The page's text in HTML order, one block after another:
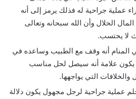
عملية جراحية له فذلك يرمز إلى أنه
الحلال وأن الله سبحانه وتعالى
لا يحتسب.
المنام أنه وقف مع الطبيب وساعده في
يكون علامة أنه سيصل لحل مناسب
التي يواجهها.
عملية جراحية لرجل مجهول يكون دلالة